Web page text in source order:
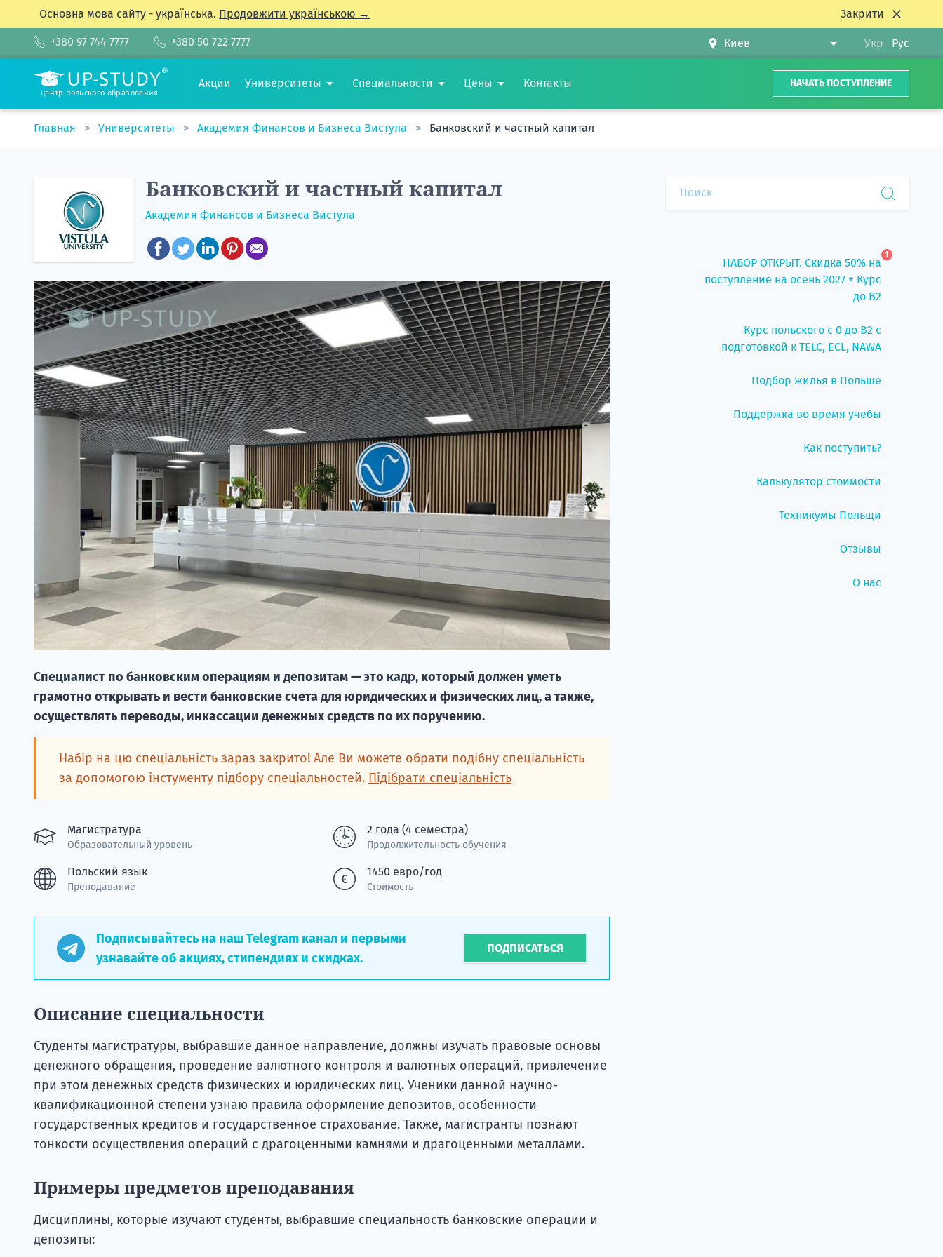
Основна мова сайту - українська. Продовжити українською → Закрити
+380 97 744 7777 +380 50 722 7777 Укр Рус
центр польского образования
Акции Университеты Специальности Цены Контакты НАЧАТЬ ПОСТУПЛЕНИЕ
Главная Университеты Академия Финансов и Бизнеса Вистула Банковский и частный капитал
Банковский и частный капитал
Академия Финансов и Бизнеса Вистула
Специалист по банковским операциям и депозитам — это кадр, который должен уметь
грамотно открывать и вести банковские счета для юридических и физических лиц, а также,
осуществлять переводы, инкассации денежных средств по их поручению.
Набір на цю спеціальність зараз закрито! Але Ви можете обрати подібну спеціальність
за допомогою інстументу підбору спеціальностей. Підібрати спеціальність
Магистратура
Образовательный уровень
2 года (4 семестра)
Продолжительность обучения
Польский язык
Преподавание
1450 евро/год
Стоимость
Подписывайтесь на наш Telegram канал и первыми
узнавайте об акциях, стипендиях и скидках.
ПОДПИСАТЬСЯ
Описание специальности
Студенты магистратуры, выбравшие данное направление, должны изучать правовые основы
денежного обращения, проведение валютного контроля и валютных операций, привлечение
при этом денежных средств физических и юридических лиц. Ученики данной научно-
квалификационной степени узнаю правила оформление депозитов, особенности
государственных кредитов и государственное страхование. Также, магистранты познают
тонкости осуществления операций с драгоценными камнями и драгоценными металлами.
Примеры предметов преподавания
Дисциплины, которые изучают студенты, выбравшие специальность банковские операции и
депозиты:
НАБОР ОТКРЫТ. Скидка 50% на
поступление на осень 2027 + Курс
до B2
1
Курс польского с 0 до B2 с
подготовкой к TELC, ECL, NAWA
Подбор жилья в Польше
Поддержка во время учебы
Как поступить?
Калькулятор стоимости
Техникумы Польщи
Отзывы
О нас